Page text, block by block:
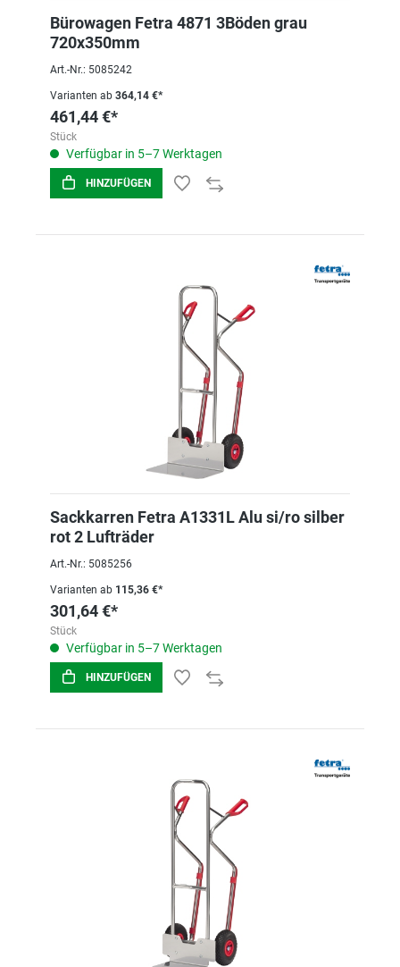
Bürowagen Fetra 4871 3Böden grau
720x350mm
Art.-Nr.: 5085242
Varianten ab 364,14 €*
461,44 €*
Stück
Verfügbar in 5–7 Werktagen
HINZUFÜGEN
Sackkarren Fetra A1331L Alu si/ro silber
rot 2 Lufträder
Art.-Nr.: 5085256
Varianten ab 115,36 €*
301,64 €*
Stück
Verfügbar in 5–7 Werktagen
HINZUFÜGEN